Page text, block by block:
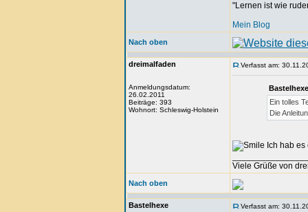
"Lernen ist wie
Mein Blog
Nach oben
dreimalfaden
Anmeldungsdatum:
26.02.2011
Beiträge: 393
Wohnort: Schleswig-Holstein
Verfasst am:
Ein tolles
Die
Ich hab
Viele Grüße von
Nach oben
Bastelhexe Verfasst am: